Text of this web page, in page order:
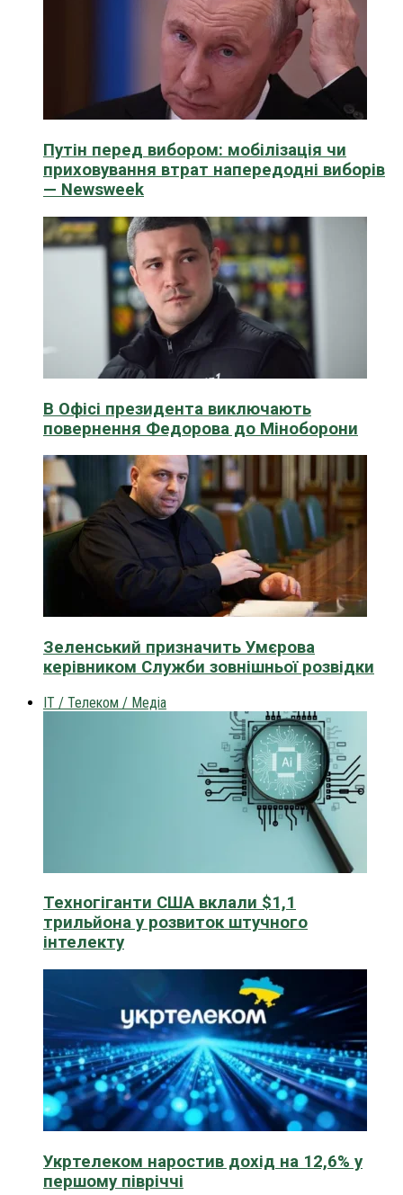
Путін перед вибором: мобілізація чи
приховування втрат напередодні виборів
— Newsweek
В Офісі президента виключають
повернення Федорова до Міноборони
Зеленський призначить Умєрова
керівником Служби зовнішньої розвідки
IT / Телеком / Медіа
Техногіганти США вклали $1,1
трильйона у розвиток штучного
інтелекту
Укртелеком наростив дохід на 12,6% у
першому півріччі